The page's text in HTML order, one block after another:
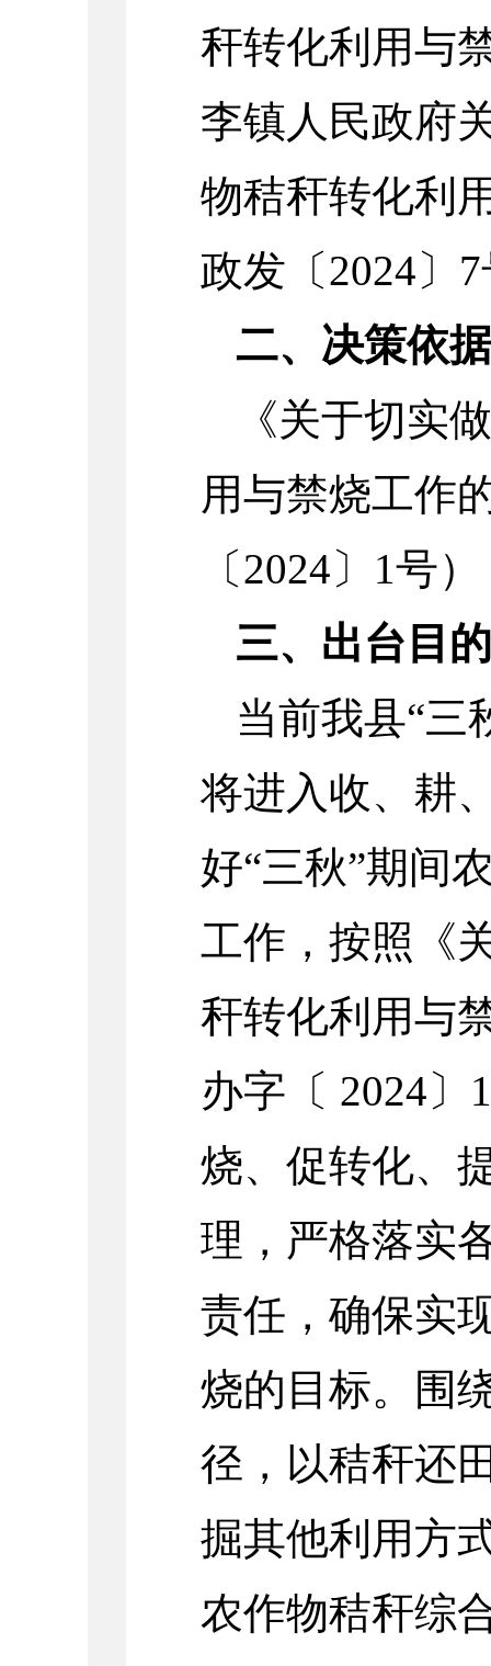
秆转化利用与
李镇人民政府
物秸秆转化利
政发〔2024〕
二、决策依据
《关于切实
用与禁烧工作
〔2024〕1号）
三、出台目的
当前我县“三
将进入收、耕
好“三秋”期间
工作，按照《
秆转化利用与
办字〔 2024
烧、促转化、
理，严格落实
责任，确保实
烧的目标。围
径，以秸秆还
掘其他利用方
农作物秸秆综